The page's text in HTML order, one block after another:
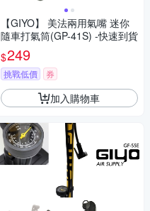
【GIYO】 美法兩用氣嘴 迷你
隨車打氣筒(GP-41S) -快速到貨
$249
挑戰低價 券
加入購物車